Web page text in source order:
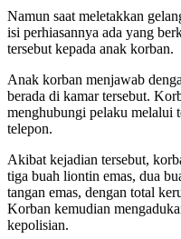
Namun saat meletakkan
isi perhiasannya ada yang
tersebut kepada anak korban.
Anak korban menjawab
berada di kamar tersebut.
menghubungi pelaku melalui
telepon.
Akibat kejadian tersebut,
tiga buah liontin emas, dua
tangan emas, dengan total
Korban kemudian
kepolisian.